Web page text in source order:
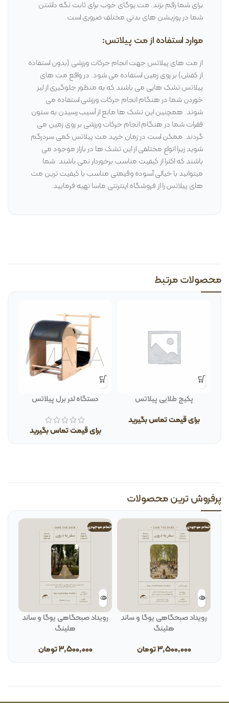
برای شما رقم بزند. مت یوگای خوب برای ثابت نگه داشتن
شما در پوزیشن های بدنی مختلف ضروری است.
موارد استفاده از مت پیلاتس:
از مت های پیلاتس جهت انجام حرکات ورزشی (بدون استفاده
از کفش) بر روی زمین استفاده می شود. در واقع مت های
پیلاتس تشک هایی می باشند که به منظور جلوگیری از لیز
خوردن شما در هنگام انجام حرکات ورزشی استفاده می
شوند. همچنین این تشک ها مانع از آسیب رسیدن به ستون
فقرات شما در هنگام انجام حرکات ورزشی بر روی زمین می
گردند. ممکن است در زمان خرید مت پیلاتس کمی سردرگم
شوید زیرا انواع مختلفی از این تشک ها در بازار موجود می
باشند که اکثرا از کیفیت مناسب برخوردار نمی باشند. شما
میتوانید با خیالی آسوده وقیمتی مناسب با کیفیت ترین مت
های پیلاتس را از فروشگاه اینترنتی ماسا تهیه فرمایید.
محصولات مرتبط
پکیج طلایی پیلاتس
برای قیمت تماس بگیرید
دستگاه لدر برل پیلاتس
برای قیمت تماس بگیرید
پرفروش ترین محصولات
اتمام موجودی
رویداد صبحگاهی یوگا و ساند
هلینگ
3,500,000تومان
اتمام موجودی
رویداد صبحگاهی یوگا و ساند
هلینگ
3,500,000تومان